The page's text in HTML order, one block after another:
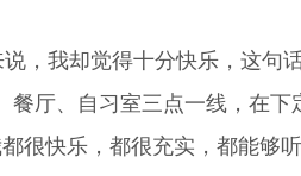
，我却觉得十分快乐，这句
厅、自习室三点一线，在下
很快乐，都很充实，都能够